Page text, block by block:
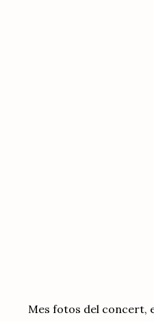
Mes fotos del concert,